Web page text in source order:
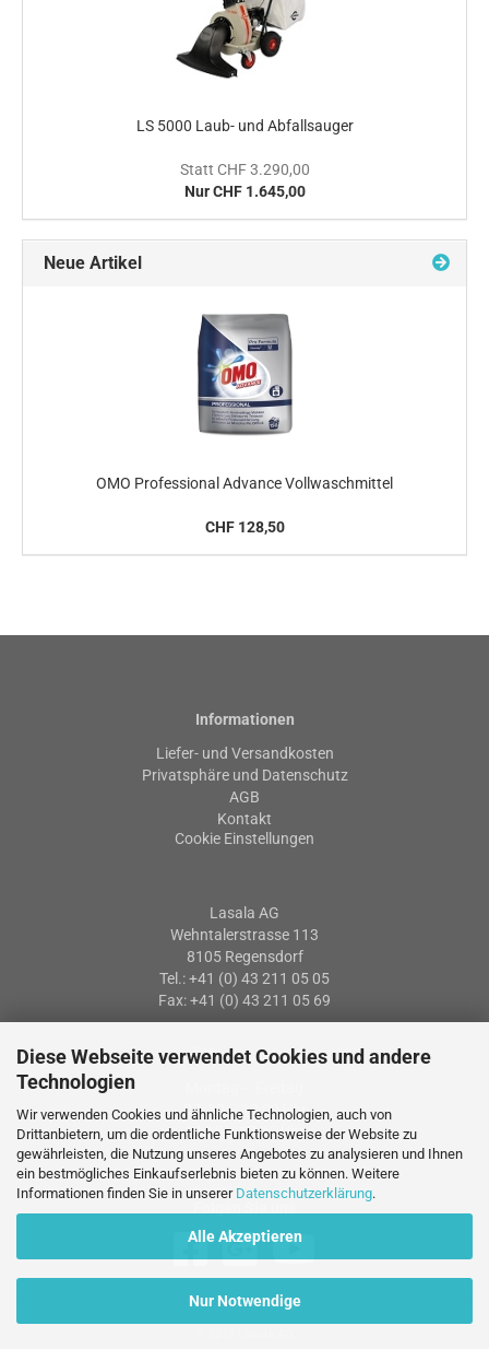
Diese Webseite verwendet Cookies und andere
Technologien
Wir verwenden Cookies und ähnliche Technologien, auch von
Drittanbietern, um die ordentliche Funktionsweise der Website zu
gewährleisten, die Nutzung unseres Angebotes zu analysieren und Ihnen
ein bestmögliches Einkaufserlebnis bieten zu können. Weitere
Informationen finden Sie in unserer Datenschutzerklärung.
Alle Akzeptieren
Nur Notwendige
LS 5000 Laub- und Abfallsauger
Statt CHF 3.290,00
Nur CHF 1.645,00
Neue Artikel
OMO Professional Advance Vollwaschmittel
CHF 128,50
Informationen
Liefer- und Versandkosten
Privatsphäre und Datenschutz
AGB
Kontakt
Cookie Einstellungen
Lasala AG
Wehntalerstrasse 113
8105 Regensdorf
Tel.: +41 (0) 43 211 05 05
Fax: +41 (0) 43 211 05 69
Öffnungszeiten
07: 30 – 12:00 Uhr
13:15 – 17:15 Uhr